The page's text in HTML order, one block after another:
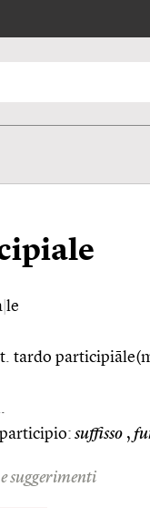
le
tardo
suffisso ,
suggerimenti